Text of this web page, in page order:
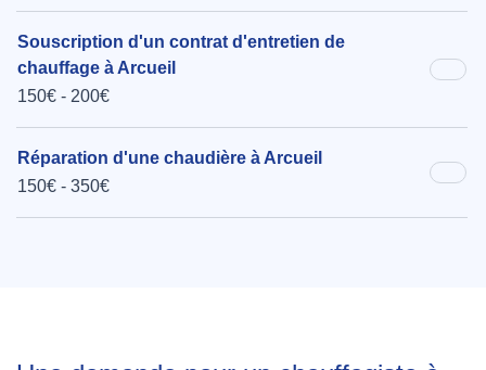
Souscription d'un contrat d'entretien de
chauffage à Arcueil
150€ - 200€
Réparation d'une chaudière à Arcueil
150€ - 350€